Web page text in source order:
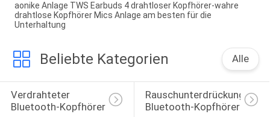
aonike Anlage TWS Earbuds 4 drahtloser Kopfhörer-wahre
drahtlose Kopfhörer Mics Anlage am besten für die
Unterhaltung
Beliebte Kategorien Alle
Verdrahteter
Bluetooth-Kopfhörer
Rauschunterdrückungs-
Bluetooth-Kopfhörer